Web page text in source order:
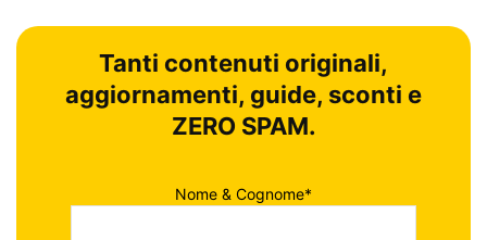
Tanti contenuti originali,
aggiornamenti, guide, sconti e
ZERO SPAM.
Nome & Cognome*